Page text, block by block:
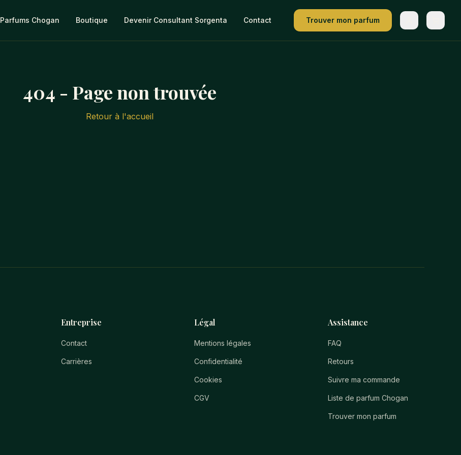
Parfums Chogan Boutique Devenir Consultant Sorgenta Contact Trouver mon parfum
404 - Page non trouvée
Retour à l'accueil
Entreprise
Contact
Carrières
Légal
Mentions légales
Confidentialité
Cookies
CGV
Assistance
FAQ
Retours
Suivre ma commande
Liste de parfum Chogan
Trouver mon parfum